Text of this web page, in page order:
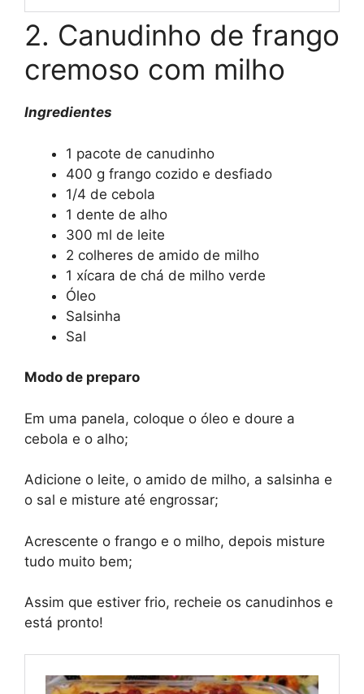
2. Canudinho de frango
cremoso com milho
Ingredientes
1 pacote de canudinho
400 g frango cozido e desfiado
1/4 de cebola
1 dente de alho
300 ml de leite
2 colheres de amido de milho
1 xícara de chá de milho verde
Óleo
Salsinha
Sal
Modo de preparo
Em uma panela, coloque o óleo e doure a
cebola e o alho;
Adicione o leite, o amido de milho, a salsinha e
o sal e misture até engrossar;
Acrescente o frango e o milho, depois misture
tudo muito bem;
Assim que estiver frio, recheie os canudinhos e
está pronto!